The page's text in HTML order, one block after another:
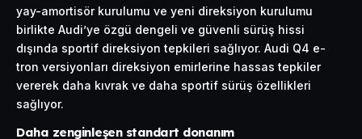
yay-amortisör kurulumu ve yeni direksiyon kurulumu
birlikte Audi’ye özgü dengeli ve güvenli sürüş hissi
dışında sportif direksiyon tepkileri sağlıyor. Audi Q4 e-
tron versiyonları direksiyon emirlerine hassas tepkiler
vererek daha kıvrak ve daha sportif sürüş özellikleri
sağlıyor.
Daha zenginleşen standart donanım